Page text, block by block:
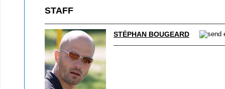
STAFF
STÉPHAN BOUGEARD